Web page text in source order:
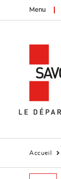
Menu
Accueil